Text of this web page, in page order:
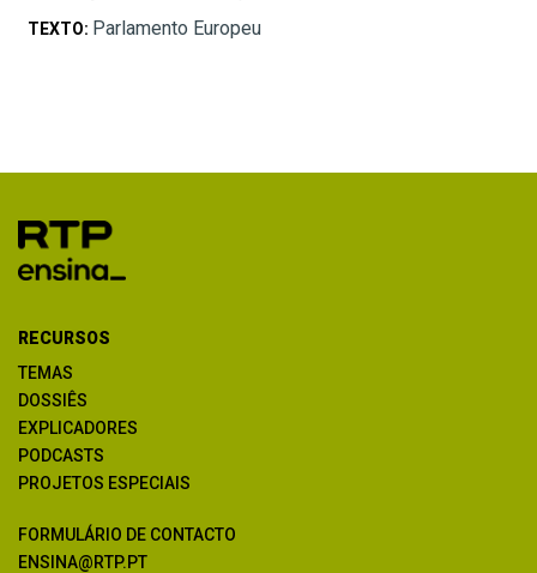
TEXTO: Parlamento Europeu
RECURSOS
TEMAS
DOSSIÊS
EXPLICADORES
PODCASTS
PROJETOS ESPECIAIS
FORMULÁRIO DE CONTACTO
ENSINA@RTP.PT